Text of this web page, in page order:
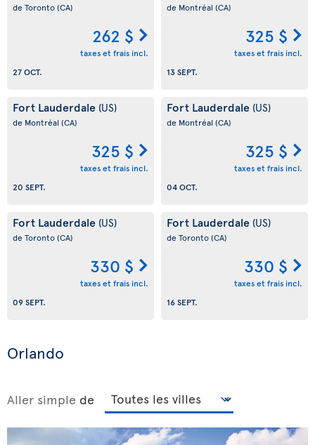
de Toronto(CA)
262 $
taxes et frais incl.
27 OCT.
de Montréal (CA)
325 $
taxes et frais incl.
13 SEPT.
Fort Lauderdale (US)
de Montréal (CA)
325 $
taxes et frais incl.
20 SEPT.
Fort Lauderdale (US)
de Montréal (CA)
325 $
taxes et frais incl.
04 OCT.
Fort Lauderdale (US)
de Toronto(CA)
330 $
taxes et frais incl.
09 SEPT.
Fort Lauderdale (US)
de Toronto(CA)
330 $
taxes et frais incl.
16 SEPT.
Orlando
Aller simple de